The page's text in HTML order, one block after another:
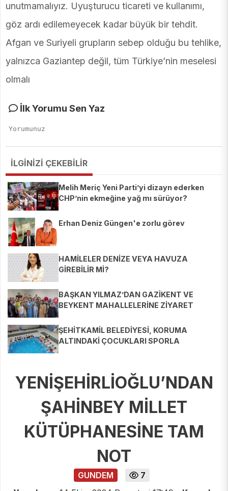
unutmamalıyız. Uyuşturucu ticareti ve kullanımı,
göz ardı edilemeyecek kadar büyük bir tehdit.
Afgan ve Suriyeli grupların sebep olduğu bu tehlike,
yalnızca Gaziantep değil, tüm Türkiye’nin meselesi
olmalı
İlk Yorumu Sen Yaz
İLGİNİZİ ÇEKEBİLİR
Melih Meriç Yeni Parti’yi dizayn ederken
CHP’nin ekmeğine yağ mı sürüyor?
Erhan Deniz Güngen'e zorlu görev
HAMİLELER DENİZE VEYA HAVUZA
GİREBİLİR Mİ?
BAŞKAN YILMAZ’DAN GAZİKENT VE
BEYKENT MAHALLELERİNE ZİYARET
ŞEHİTKAMİL BELEDİYESİ, KORUMA
ALTINDAKİ ÇOCUKLARI SPORLA
YENİŞEHİRLİOĞLU’NDAN
ŞAHİNBEY MİLLET
KÜTÜPHANESİNE TAM
NOT
GUNDEM
7